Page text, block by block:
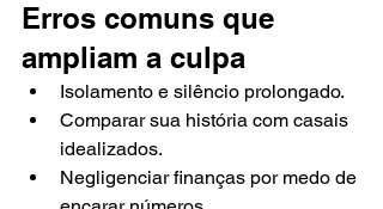
Erros comuns que
ampliam a culpa
Isolamento e silêncio prolongado.
Comparar sua história com casais
idealizados.
Negligenciar finanças por medo de